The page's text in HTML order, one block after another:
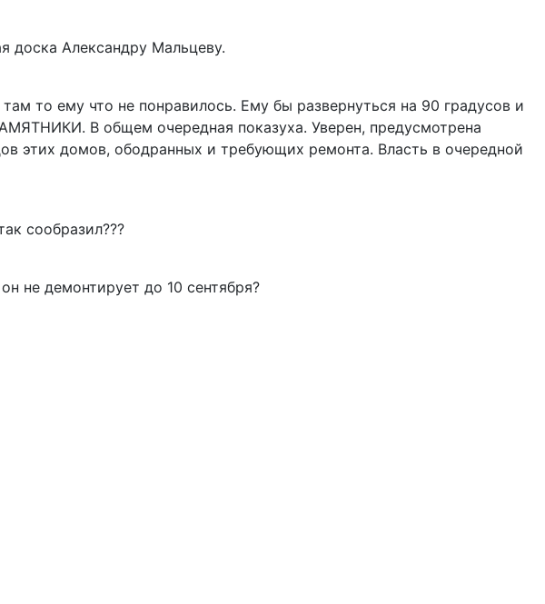
доска Александру Мальцеву.
то ему что не понравилось. Ему бы развернуться на 90 градусов и
В общем очередная показуха. Уверен, предусмотрена
этих домов, ободранных и требующих ремонта. Власть в очередной
сообразил???
не демонтирует до 10 сентября?